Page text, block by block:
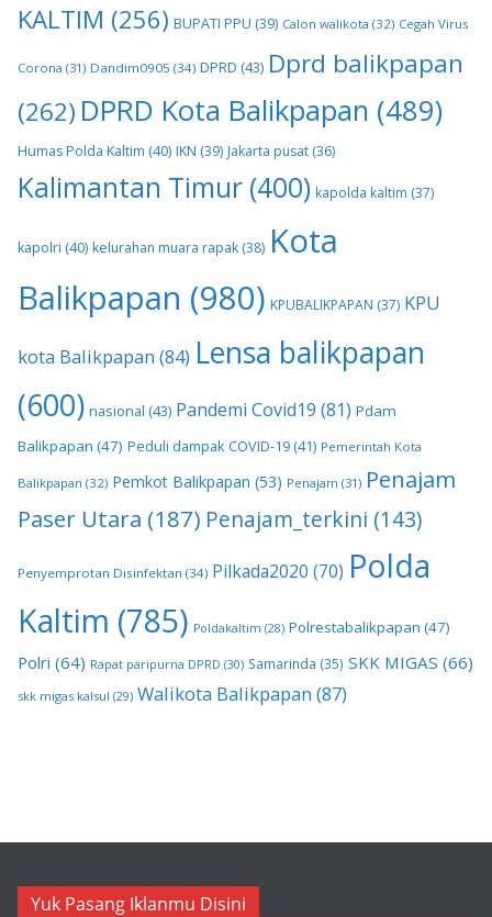
KALTIM (256) BUPATI PPU (39) Calon walikota (32) Cegah Virus
Corona (31) Dandim0905 (34) DPRD (43) Dprd balikpapan
(262) DPRD Kota Balikpapan (489)
Humas Polda Kaltim (40) IKN (39) Jakarta pusat (36)
Kalimantan Timur (400) kapolda kaltim (37)
kapolri (40) kelurahan muara rapak (38) Kota
Balikpapan (980) KPUBALIKPAPAN (37) KPU
kota Balikpapan (84) Lensa balikpapan
(600) nasional (43) Pandemi Covid19 (81) Pdam
Balikpapan (47) Peduli dampak COVID-19 (41) Pemerintah Kota
Balikpapan (32) Pemkot Balikpapan (53) Penajam (31) Penajam
Paser Utara (187) Penajam_terkini (143)
Penyemprotan Disinfektan (34) Pilkada2020 (70) Polda
Kaltim (785) Poldakaltim (28) Polrestabalikpapan (47)
Polri (64) Rapat paripurna DPRD (30) Samarinda (35) SKK MIGAS (66)
skk migas kalsul (29) Walikota Balikpapan (87)
Yuk Pasang Iklanmu Disini